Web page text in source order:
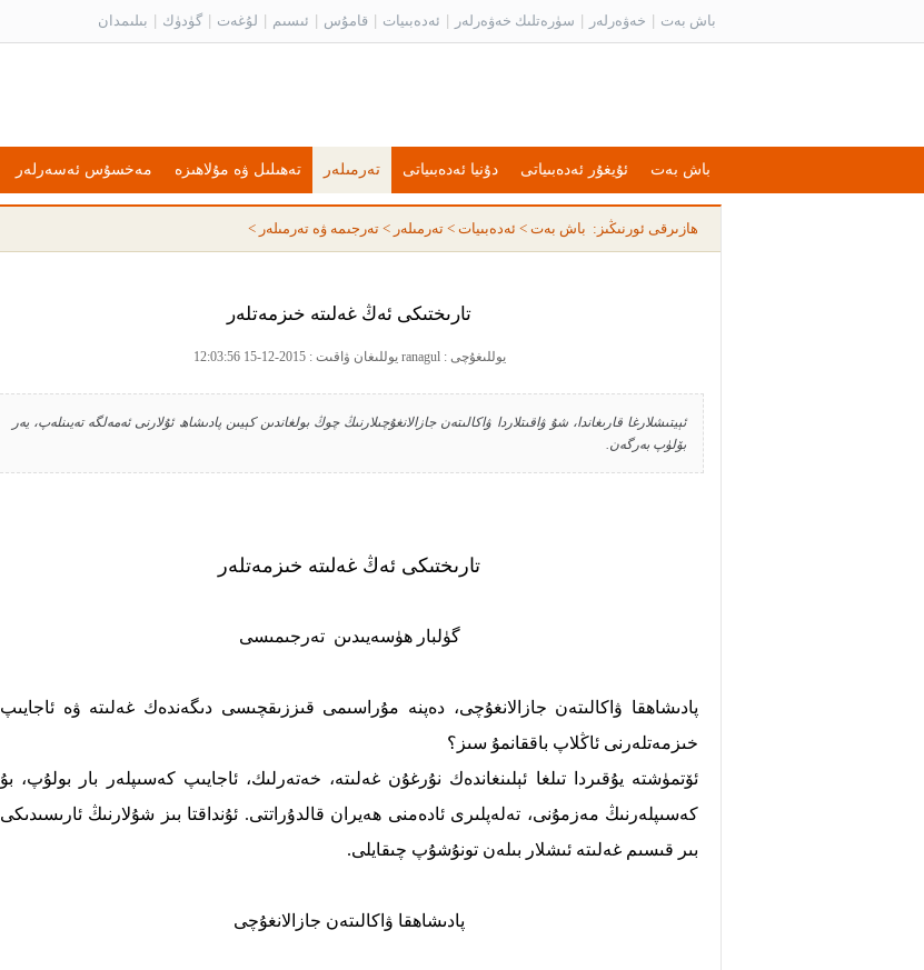
باش بەت خەۋەرلەر سۈرەتلىك خەۋەرلەر ئەدەبىيات قامۇس ئىسىم لۇغەت گۈدۈك بىلىمدان
باش بەت ئۇيغۇر ئەدەبىياتى دۇنيا ئەدەبىياتى تەرمىلەر تەھىلىل ۋە مۇلاھىزە مەخسۇس ئەسەرلەر
ھازىرقى ئورنىڭىز: باش بەت > ئەدەبىيات > تەرمىلەر > تەرجىمە ۋە تەرمىلەر >
تارىختىكى ئەڭ غەلىتە خىزمەتلەر
يوللىغۇچى : ranagul يوللىغان ۋاقىت : 2015-12-15 12:03:56
ئېيتىشلارغا قارىغاندا، شۇ ۋاقىتلاردا ۋاكالىتەن جازالانغۇچىلارنىڭ چوڭ بولغاندىن كېيىن پادىشاھ ئۇلارنى ئەمەلگە تەيىنلەپ، يەر
بۆلۈپ بەرگەن.
تارىختىكى ئەڭ غەلىتە خىزمەتلەر
گۈلبار ھۈسەيىدىن تەرجىمىسى
پادىشاھقا ۋاكالىتەن جازالانغۇچى، دەپنە مۇراسىمى قىززىقچىسى دىگەندەك غەلىتە ۋە ئاجايىپ
خىزمەتلەرنى ئاڭلاپ باققانمۇ سىز؟
ئۆتمۈشتە يۇقىردا تىلغا ئېلىنغاندەك نۇرغۇن غەلىتە، خەتەرلىك، ئاجايىپ كەسىپلەر بار بولۇپ، بۇ
كەسىپلەرنىڭ مەزمۇنى، تەلەپلىرى ئادەمنى ھەيران قالدۇراتتى. ئۇنداقتا بىز شۇلارنىڭ ئارىسىدىكى
بىر قىسىم غەلىتە ئىشلار بىلەن تونۇشۇپ چىقايلى.
پادىشاھقا ۋاكالىتەن جازالانغۇچى